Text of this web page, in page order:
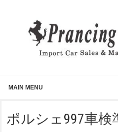
MAIN MENU
ポルシェ997車検